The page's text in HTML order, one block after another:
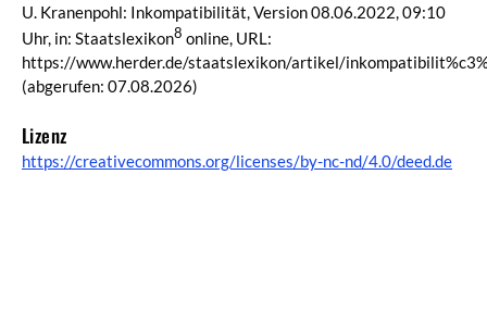
U. Kranenpohl: Inkompatibilität, Version 08.06.2022, 09:10
Uhr, in: Staatslexikon8 online, URL:
https://www.herder.de/staatslexikon/artikel/
(abgerufen: 07.08.2026)
Lizenz
https://creativecommons.org/licenses/by-nc-nd/4.0/deed.de